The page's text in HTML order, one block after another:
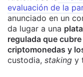
evaluación de la
anunciado en un
da lugar a una
regulada que
criptomonedas y
custodia, staking y